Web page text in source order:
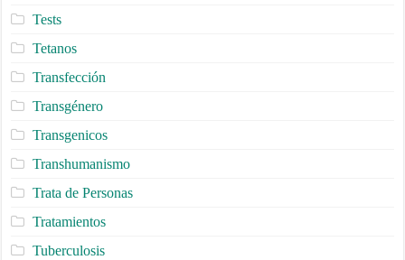
Tests
Tetanos
Transfección
Transgénero
Transgenicos
Transhumanismo
Trata de Personas
Tratamientos
Tuberculosis